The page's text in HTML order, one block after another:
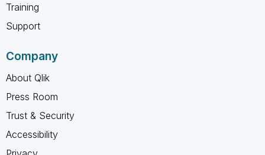
Training
Support
Company
About Qlik
Press Room
Trust & Security
Accessibility